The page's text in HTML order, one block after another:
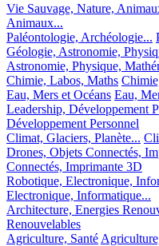
Vie Sauvage, Nature,
Animaux...
Paléontologie, Archéologie...
Géologie, Astronomie,
Astronomie, Physique,
Chimie, Labos, Maths
Eau, Mers et Océans Eau,
Leadership, Développement
Développement Personnel
Climat, Glaciers, Planète...
Drones, Objets Connectés,
Connectés, Imprimante 3D
Robotique, Electronique,
Electronique, Informatique...
Architecture, Energies
Renouvelables
Agriculture, Santé